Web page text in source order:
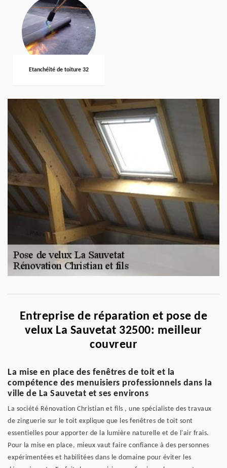
Etanchéité de toiture 32
Entreprise de réparation et pose de
velux La Sauvetat 32500: meilleur
couvreur
La mise en place des fenêtres de toit et la
compétence des menuisiers professionnels dans la
ville de La Sauvetat et ses environs
La société Rénovation Christian et fils , une spécialiste des travaux
de zinguerie sur le toit explique que les fenêtres de toit sont
essentielles pour apporter de la lumière naturelle et de l'air frais.
Pour la mise en place, mieux vaut faire confiance à des personnes
expérimentées et habilitées dans le domaine pour éviter les